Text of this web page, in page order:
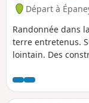
Départ à
Randonnée dans
terre entretenus.
lointain. Des
l'on peut pique-